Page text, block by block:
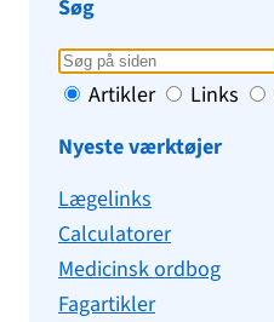
Søg
Artikler Links
Nyeste værktøjer
Lægelinks
Calculatorer
Medicinsk ordbog
Fagartikler